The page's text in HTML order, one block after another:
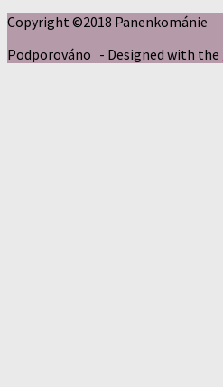
Copyright ©2018 Panenkománie
Podporováno - Designed with the